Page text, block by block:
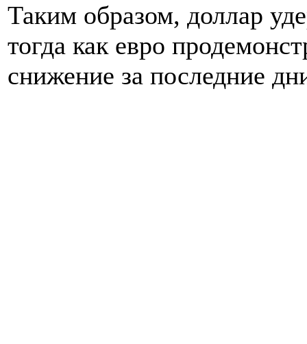
Таким образом, доллар
тогда как евро
снижение за последние